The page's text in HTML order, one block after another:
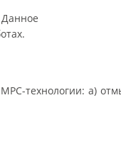
технологии: а)